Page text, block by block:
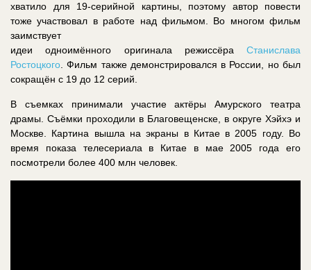
хватило для 19-серийной картины, поэтому автор повести
тоже участвовал в работе над фильмом. Во многом фильм
заимствует
идеи одноимённого оригинала режиссёра Станислава
Ростоцкого. Фильм также демонстрировался в России, но был
сокращён с 19 до 12 серий.
В съемках принимали участие актёры Амурского театра
драмы. Съёмки проходили в Благовещенске, в округе Хэйхэ и
Москве. Картина вышла на экраны в Китае в 2005 году. Во
время показа телесериала в Китае в мае 2005 года его
посмотрели более 400 млн человек.